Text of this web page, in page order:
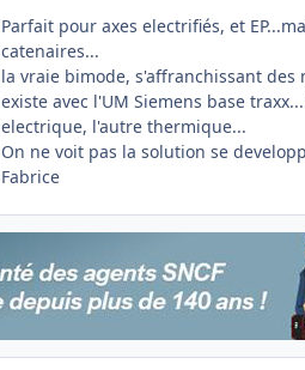
Parfait pour axes electrifiés, et
catenaires...
la vraie bimode, s'affranchissant
existe avec l'UM Siemens base
electrique, l'autre thermique...
On ne voit pas la solution se
Fabrice